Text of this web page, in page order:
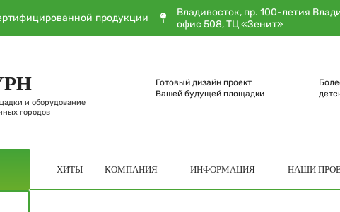
продукции
Владивосток, пр. 100-летия
офис 508, ТЦ «Зенит»
и оборудование
городов
Готовый дизайн проект
Вашей будущей площадки
ХИТЫ КОМПАНИЯ ИНФОРМАЦИЯ НАШИ